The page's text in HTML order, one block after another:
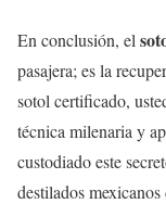
En conclusión, el
pasajera; es la
sotol certificado,
técnica milenaria y
custodiado este
destilados